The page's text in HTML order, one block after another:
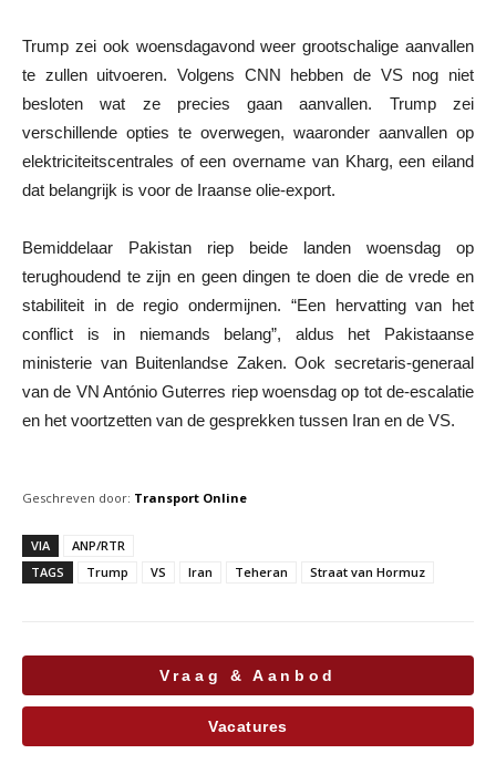
Trump zei ook woensdagavond weer grootschalige aanvallen
te zullen uitvoeren. Volgens CNN hebben de VS nog niet
besloten wat ze precies gaan aanvallen. Trump zei
verschillende opties te overwegen, waaronder aanvallen op
elektriciteitscentrales of een overname van Kharg, een eiland
dat belangrijk is voor de Iraanse olie-export.
Bemiddelaar Pakistan riep beide landen woensdag op
terughoudend te zijn en geen dingen te doen die de vrede en
stabiliteit in de regio ondermijnen. “Een hervatting van het
conflict is in niemands belang”, aldus het Pakistaanse
ministerie van Buitenlandse Zaken. Ook secretaris-generaal
van de VN António Guterres riep woensdag op tot de-escalatie
en het voortzetten van de gesprekken tussen Iran en de VS.
Geschreven door: Transport Online
VIA
ANP/RTR
TAGS
Trump VS Iran Teheran Straat van Hormuz
Vraag & Aanbod
Vacatures